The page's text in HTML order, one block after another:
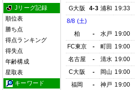
Jリーグ記録
順位表
勝ち点
得点ランキング
得失点
年齢構成
星取表
キーワード
G大阪
4-3 浦和 19:33
8/8 (土)
柏
- 水戸 19:00
FC東京
- 町田 19:00
名古屋
- 清水 19:00
C大阪
- 岡山 19:00
福岡
- 神戸 19:00